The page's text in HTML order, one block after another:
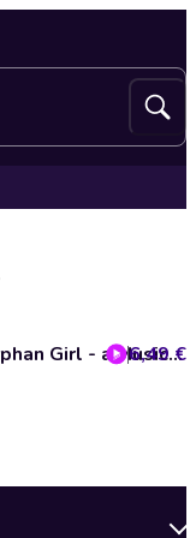
The Orphan Girl - a Musical Fairy Tale from Africa
6,49 €